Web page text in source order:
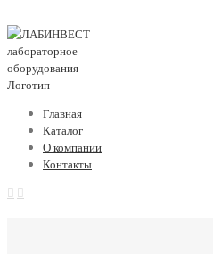
Главная
Каталог
О компании
Контакты